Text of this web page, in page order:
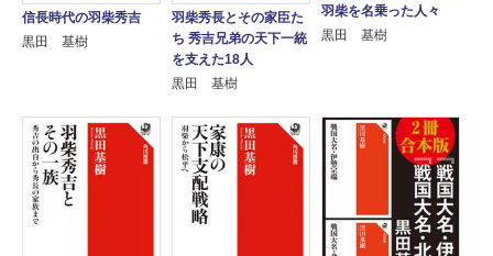
信長時代の羽柴秀吉
黒田 基樹
羽柴秀長とその家臣た
ち 秀吉兄弟の天下一統
を支えた18人
黒田 基樹
羽柴を名乗った人々
黒田 基樹